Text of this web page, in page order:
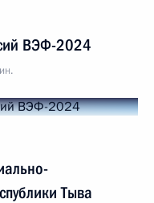
ВЭФ-2024
Тыва